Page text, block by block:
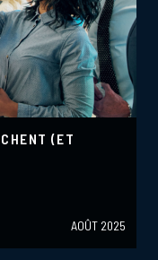
(ET
AOÛT 2025